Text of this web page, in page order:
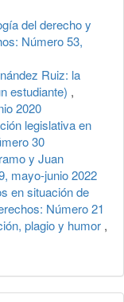
del derecho y
Número 53,
Ruiz: la
estudiante) ,
2020
legislativa en
30
y Juan
mayo-junio 2022
en situación de
Número 21
plagio y humor ,